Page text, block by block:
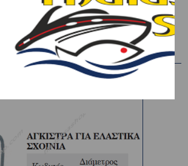
ΓΑΝΤΖΑΚΙΑ-ΜΑΠΕΣ / ΓΑΝΤΖΑΚΙΑ-ΑΓΚΙΣΤΡΑ